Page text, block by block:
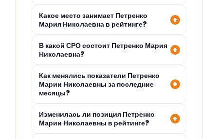
Какое место занимает Петренко
Мария Николаевна в рейтинге?
В какой СРО состоит Петренко Мария
Николаевна?
Как менялись показатели Петренко
Марии Николаевны за последние
месяцы?
Изменилась ли позиция Петренко
Марии Николаевны в рейтинге?